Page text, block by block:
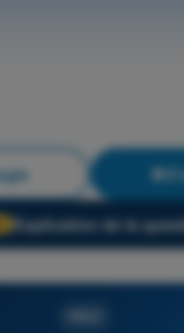
Explication de la